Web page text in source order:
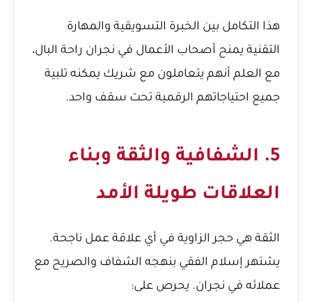
هذا التكامل بين الخبرة التسويقية والمهارة
التقنية يمنح أصحاب الأعمال في نجران راحة البال،
مع العلم أنهم يتعاملون مع شريك يمكنه تلبية
جميع احتياجاتهم الرقمية تحت سقف واحد.
5. الشفافية والثقة وبناء
العلاقات طويلة الأمد
الثقة هي حجر الزاوية في أي علاقة عمل ناجحة.
يشتهر إسلام الفقي بنهجه الشفاف والصريح مع
عملائه في نجران. يحرص على: